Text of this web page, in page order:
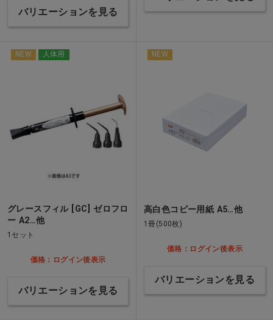
バリエーションを見る
NEW 人体用
グレースフィル [GC] ゼロフロ
ー A2…他
1セット
価格：ログイン後表示
バリエーションを見る
NEW
高白色コピー用紙 A5…他
1冊(500枚)
価格：ログイン後表示
バリエーションを見る